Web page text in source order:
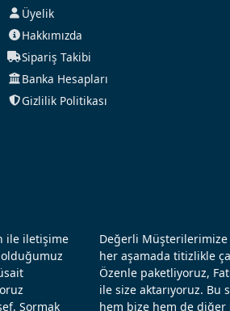
Üyelik
Hakkımızda
Sipariş Takibi
Banka Hesapları
Gizlilik Politikası
ile iletişime
Sormak
Değerli
her aşamada titizlikle
Özenle paketliyoruz,
ile size aktarıyoruz. Bu
hem bize hem de diğer